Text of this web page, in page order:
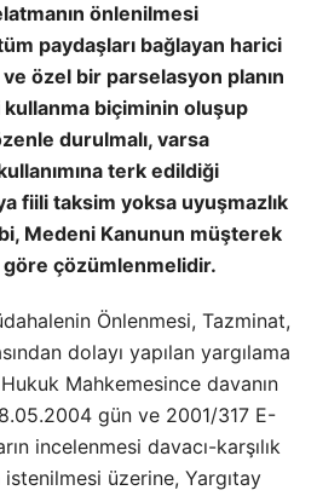
önlenilmesi
paydaşları bağlayan harici
özel bir parselasyon planın
kullanma biçiminin oluşup
durulmalı, varsa
terk edildiği
fiili taksim yoksa uyuşmazlık
Medeni Kanunun müşterek
çözümlenmelidir.
Önlenmesi, Tazminat,
dolayı yapılan yargılama
Mahkemesince davanın
gün ve 2001/317 E-
incelenmesi davacı-karşılık
üzerine, Yargıtay